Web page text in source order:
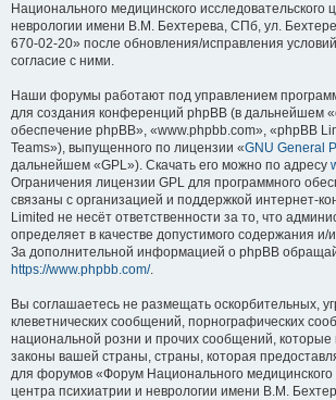
Национального медицинского исследовательского
неврологии имени В.М. Бехтерева, СПб, ул.
670-02-20» после обновления/исправления
согласие с ними.
Наши форумы работают под управлением
для создания конференций phpBB (в дальнейшем
обеспечение phpBB», «www.phpbb.com», «phpBB
Teams»), выпущенного по лицензии «GNU General
дальнейшем «GPL»). Скачать его можно по адресу
Ограничения лицензии GPL для программного
связаны с организацией и поддержкой интернет-
Limited не несёт ответственности за то, что
определяет в качестве допустимого содержания и/
За дополнительной информацией о phpBB
https://www.phpbb.com/.
Вы соглашаетесь не размещать оскорбительных,
клеветнических сообщений, порнографических
национальной розни и прочих сообщений, которые
законы вашей страны, страны, которая
для форумов «Форум Национального медицинского
центра психиатрии и неврологии имени В.М.